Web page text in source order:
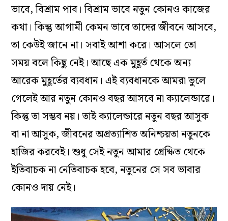
ভাবে, বিশ্রাম পাব। বিশ্রাম ভাবে নতুন কোনও কাজের
কথা। কিন্তু আগামী কেমন ভাবে তাদের জীবনে আসবে,
তা কেউই জানে না। সবাই আশা করে। আসলে তো
সময় বলে কিছু নেই। আছে এক মুহূর্ত থেকে অন্য
আরেক মুহূর্তের ব্যবধান। এই ব্যবধানকে আমরা ভুলে
গেলেই আর নতুন কোনও বছর আসবে না ক্যালেন্ডারে।
কিন্তু তা সম্ভব নয়। তাই ক্যালেন্ডারে নতুন বছর আসুক
বা না আসুক, জীবনের অপ্রত্যাশিত অনিশ্চয়তা নতুনকে
হাজির করবেই। শুধু সেই নতুন আমার প্রেক্ষিত থেকে
ইতিবাচক না নেতিবাচক হবে, নতুনের সে সব ভাবার
কোনও দায় নেই।